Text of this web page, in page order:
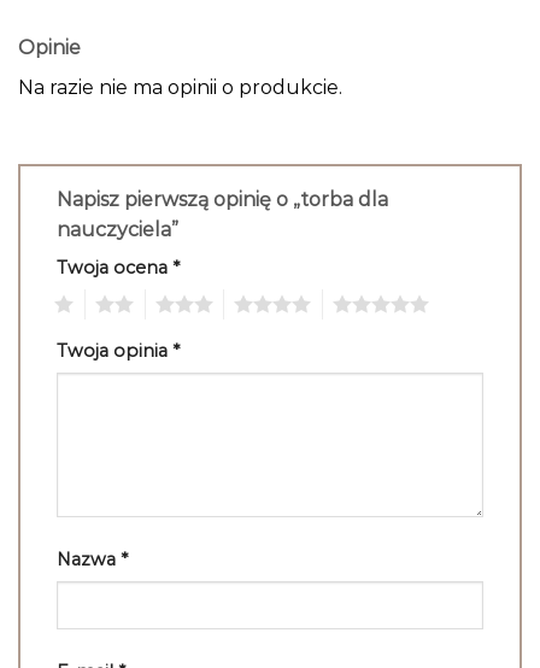
Opinie
Na razie nie ma opinii o produkcie.
Napisz pierwszą opinię o „torba dla
nauczyciela”
Twoja ocena *
Twoja opinia *
Nazwa *